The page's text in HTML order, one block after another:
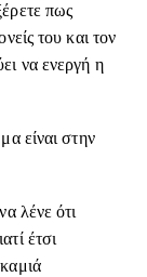
πως
του και τον
να ενεργή η
είναι στην
λένε ότι
έτσι